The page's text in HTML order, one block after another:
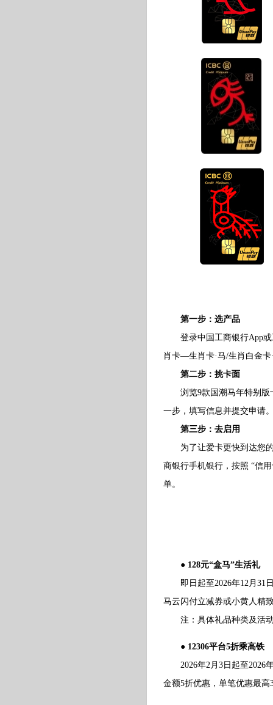
第一步：选产品
登录中国工商银行App或
肖卡—生肖卡·马/生肖白金卡
第二步：挑卡面
浏览9款国潮马年特别版
一步，填写信息并提交申请
第三步：去启用
为了让爱卡更快到达您的
商银行手机银行，按照 “信
单。
● 128元“盒马”生活礼
即日起至2026年12月31日
马云闪付立减券或小黄人精
注：具体礼品种类及活动
● 12306平台5折乘高铁
2026年2月3日起至2026年
金额5折优惠，单笔优惠最